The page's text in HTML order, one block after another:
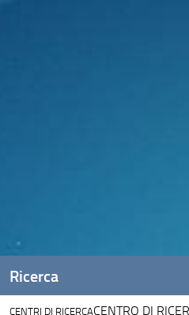
CENTRI DI RICERCACENTRO DI
Ricerca